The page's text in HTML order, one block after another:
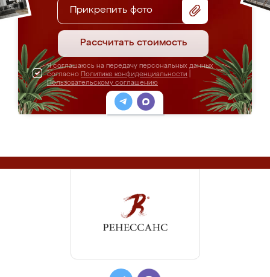
Прикрепить фото
Рассчитать стоимость
Я соглашаюсь на передачу персональных данных
согласно Политике конфиденциальности
Пользовательскому соглашению